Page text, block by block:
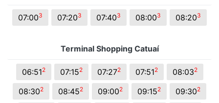
07:003 07:203 07:403 08:003 08:203
Terminal Shopping Catuaí
06:512 07:152 07:272 07:512 08:032
08:302 08:452 09:002 09:152 09:302